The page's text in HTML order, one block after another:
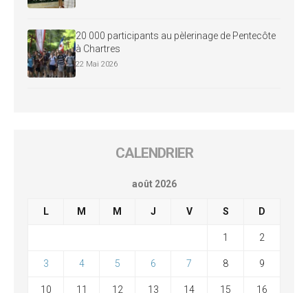
20 000 participants au pèlerinage de Pentecôte
à Chartres
22 Mai 2026
CALENDRIER
août 2026
L M M J V S D
1 2
3 4 5 6 7 8 9
10 11 12 13 14 15 16